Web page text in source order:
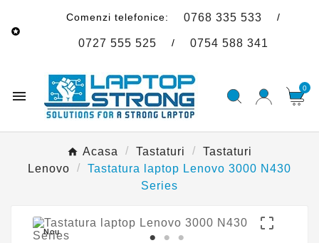

Comenzi telefonice: 0768 335 533
0727 555 525 / 0754 588 341
 0
Acasa Tastaturi
Tastaturi
Lenovo
Tastatura laptop Lenovo 3000 N430
Series
Nou
